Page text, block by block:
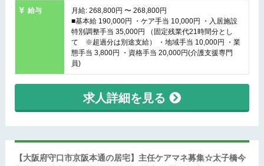
給与
月給: 268,800円 〜 268,800円
■基本給 190,000円 ・ケア手当 10,000円 ・入居施設
特別調整手当 35,000円 （固定残業代21時間分とし
て ※超過分は別途支給） ・地域手当 10,000円 ・業
態手当 3,800円 ・資格手当 20,000円(介護支援専門
員)
求人詳細を見る
【大阪府守口市京阪本通の居宅】主任ケアマネ募集☆太子橋今